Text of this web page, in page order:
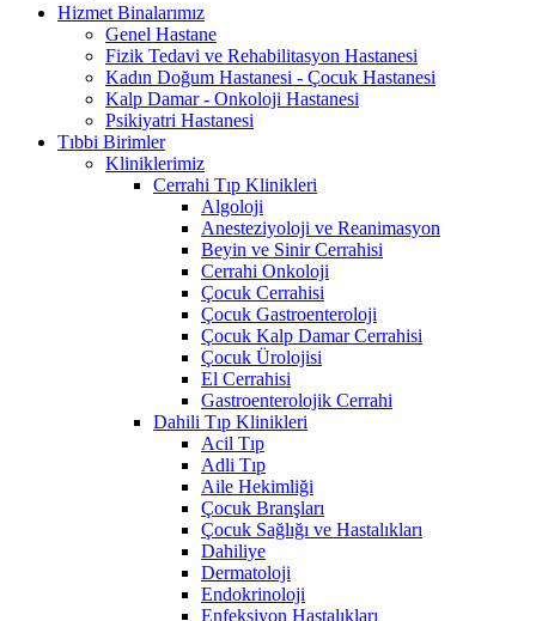
Hizmet Binalarımız
Genel Hastane
Fizik Tedavi ve Rehabilitasyon Hastanesi
Kadın Doğum Hastanesi - Çocuk Hastanesi
Kalp Damar - Onkoloji Hastanesi
Psikiyatri Hastanesi
Tıbbi Birimler
Kliniklerimiz
Cerrahi Tıp Klinikleri
Algoloji
Anesteziyoloji ve Reanimasyon
Beyin ve Sinir Cerrahisi
Cerrahi Onkoloji
Çocuk Cerrahisi
Çocuk Gastroenteroloji
Çocuk Kalp Damar Cerrahisi
Çocuk Ürolojisi
El Cerrahisi
Gastroenterolojik Cerrahi
Dahili Tıp Klinikleri
Acil Tıp
Adli Tıp
Aile Hekimliği
Çocuk Branşları
Çocuk Sağlığı ve Hastalıkları
Dahiliye
Dermatoloji
Endokrinoloji
Enfeksiyon Hastalıkları